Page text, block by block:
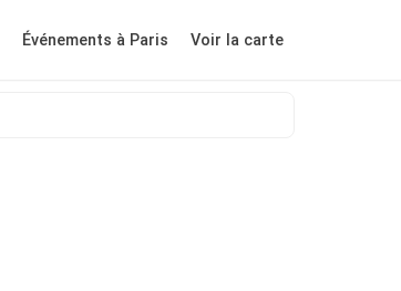
Événements à Paris Voir la carte